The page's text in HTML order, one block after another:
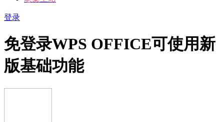
登录
免登录WPS OFFICE可使用新
版基础功能